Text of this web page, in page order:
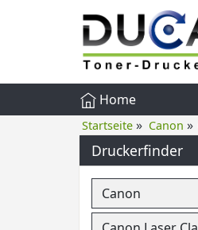
Home
Startseite » Canon »
Druckerfinder